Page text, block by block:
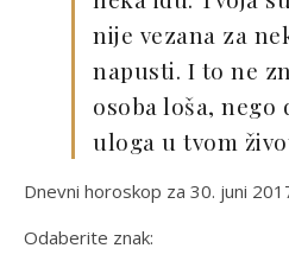
nije vezana za
napusti. I to ne
osoba loša, nego
uloga u tvom
Dnevni horoskop za 30. juni
Odaberite znak: